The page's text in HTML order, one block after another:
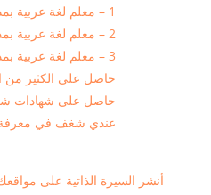
1 – معلم لغة عربية بمدارس العلم والإيمان بملوي -مصر
2 – معلم لغة عربية بمدرسة القادة البريطانية الحديثة بملوي – مصر
3 – معلم لغة عربية بمدارس الشركة المتقدمة بالرياض – المملكة العربية السعودية
حاصل على الكثير من
حاصل على شهادات
عندي شغف في معرفة
أنشر السيرة الذاتية على